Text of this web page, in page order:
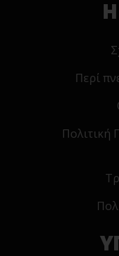
Η
Περί
Πολιτική